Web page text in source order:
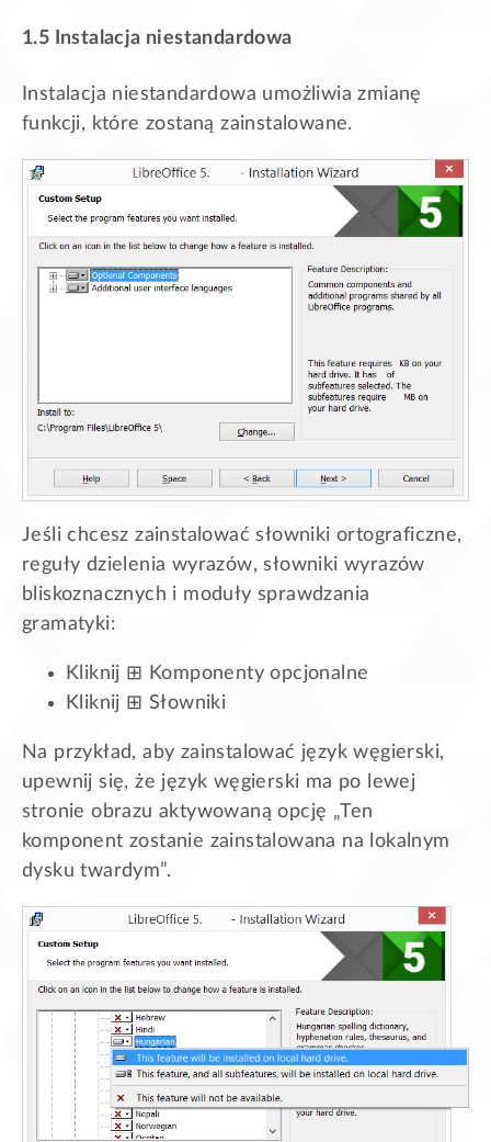
1.5 Instalacja niestandardowa
Instalacja niestandardowa umożliwia zmianę
funkcji, które zostaną zainstalowane.
Jeśli chcesz zainstalować słowniki ortograficzne,
reguły dzielenia wyrazów, słowniki wyrazów
bliskoznacznych i moduły sprawdzania
gramatyki:
Kliknij ⊞ Komponenty opcjonalne
Kliknij ⊞ Słowniki
Na przykład, aby zainstalować język węgierski,
upewnij się, że język węgierski ma po lewej
stronie obrazu aktywowaną opcję „Ten
komponent zostanie zainstalowana na lokalnym
dysku twardym”.